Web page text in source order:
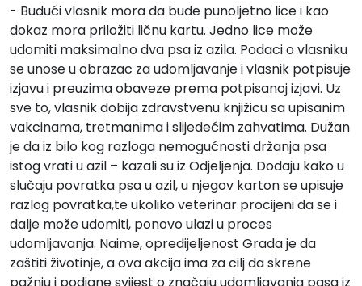
- Budući vlasnik mora da bude punoljetno lice i kao
dokaz mora priložiti ličnu kartu. Jedno lice može
udomiti maksimalno dva psa iz azila. Podaci o vlasniku
se unose u obrazac za udomljavanje i vlasnik potpisuje
izjavu i preuzima obaveze prema potpisanoj izjavi. Uz
sve to, vlasnik dobija zdravstvenu knjižicu sa upisanim
vakcinama, tretmanima i slijedećim zahvatima. Dužan
je da iz bilo kog razloga nemogućnosti držanja psa
istog vrati u azil – kazali su iz Odjeljenja. Dodaju kako u
slučaju povratka psa u azil, u njegov karton se upisuje
razlog povratka,te ukoliko veterinar procijeni da se i
dalje može udomiti, ponovo ulazi u proces
udomljavanja. Naime, opredijeljenost Grada je da
zaštiti životinje, a ova akcija ima za cilj da skrene